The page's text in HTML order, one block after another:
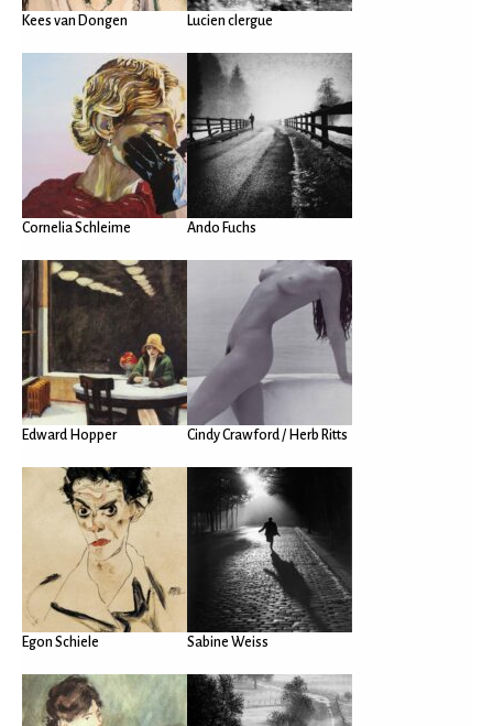
Kees van Dongen Lucien clergue
Cornelia Schleime Ando Fuchs
Edward Hopper Cindy Crawford / Herb Ritts
Egon Schiele Sabine Weiss